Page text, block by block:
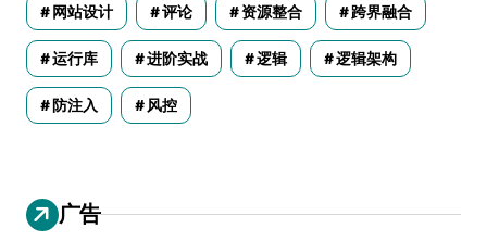
网站设计 评论 资源整合 跨界融合
运行库 进阶实战 逻辑 逻辑架构
防注入 风控
广告